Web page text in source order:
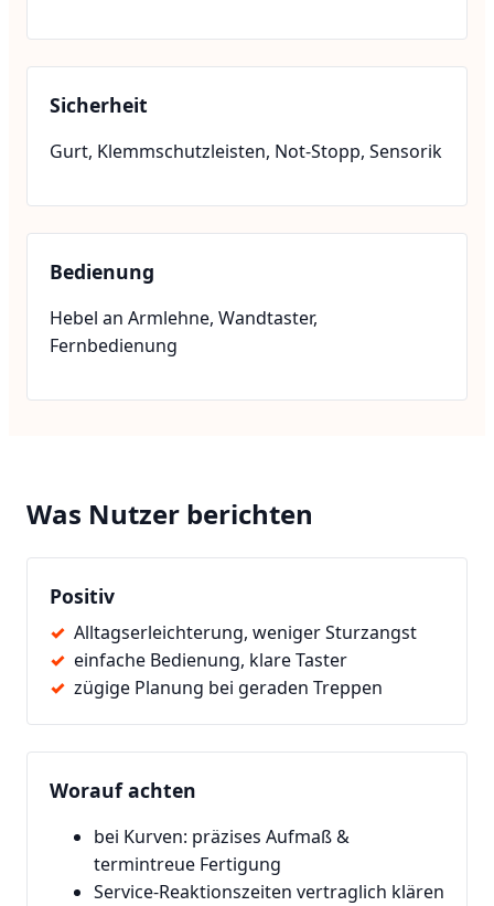
Sicherheit
Gurt, Klemmschutzleisten, Not-Stopp, Sensorik
Bedienung
Hebel an Armlehne, Wandtaster,
Fernbedienung
Was Nutzer berichten
Positiv
Alltagserleichterung, weniger Sturzangst
einfache Bedienung, klare Taster
zügige Planung bei geraden Treppen
Worauf achten
bei Kurven: präzises Aufmaß &
termintreue Fertigung
Service-Reaktionszeiten vertraglich klären